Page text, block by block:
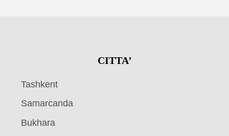
CITTA’
Tashkent
Samarcanda
Bukhara